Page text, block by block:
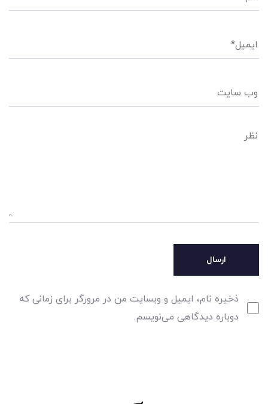
ذخیره نام، ایمیل و وبسایت من در مرورگر برای زمانی که
دوباره دیدگاهی می‌نویسم.